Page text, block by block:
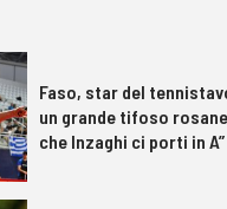
Faso, star del
un grande tifoso
che Inzaghi ci porti in A”